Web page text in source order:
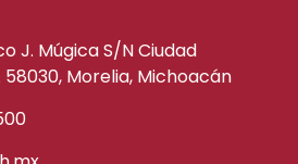
J. Múgica S/N Ciudad
58030, Morelia, Michoacán